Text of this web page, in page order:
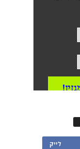
לייק